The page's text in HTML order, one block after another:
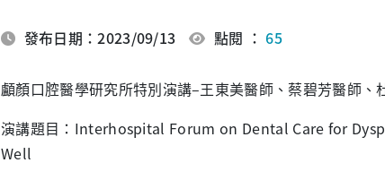
發布日期：2023/09/13 點閱 ：65
顱顏口腔醫學研究所特別演講–王東美醫師、蔡碧芳醫師、
演講題目：Interhospital Forum on Dental Care for
Well